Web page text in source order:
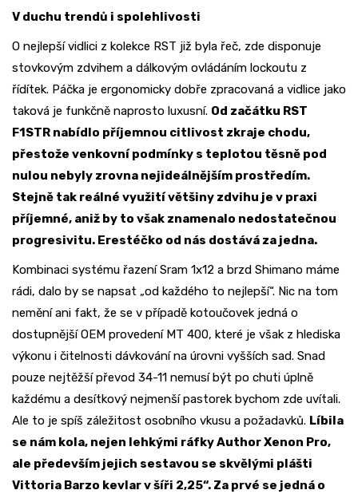
V duchu trendů i spolehlivosti
O nejlepší vidlici z kolekce RST již byla řeč, zde disponuje
stovkovým zdvihem a dálkovým ovládáním lockoutu z
řídítek. Páčka je ergonomicky dobře zpracovaná a vidlice jako
taková je funkčně naprosto luxusní. Od začátku RST
F1STR nabídlo příjemnou citlivost zkraje chodu,
přestože venkovní podmínky s teplotou těsně pod
nulou nebyly zrovna nejideálnějším prostředím.
Stejně tak reálné využití většiny zdvihu je v praxi
příjemné, aniž by to však znamenalo nedostatečnou
progresivitu. Erestéčko od nás dostává za jedna.
Kombinaci systému řazení Sram 1x12 a brzd Shimano máme
rádi, dalo by se napsat „od každého to nejlepší“. Nic na tom
nemění ani fakt, že se v případě kotoučovek jedná o
dostupnější OEM provedení MT 400, které je však z hlediska
výkonu i čitelnosti dávkování na úrovni vyšších sad. Snad
pouze nejtěžší převod 34-11 nemusí být po chuti úplně
každému a desítkový nejmenší pastorek bychom zde uvítali.
Ale to je spíš záležitost osobního vkusu a požadavků. Líbila
se nám kola, nejen lehkými ráfky Author Xenon Pro,
ale především jejich sestavou se skvělými plášti
Vittoria Barzo kevlar v šíři 2,25“. Za prvé se jedná o